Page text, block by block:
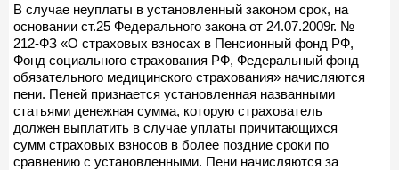
В случае неуплаты в установленный законом срок, на
основании ст.25 Федерального закона от 24.07.2009г. №
212-ФЗ «О страховых взносах в Пенсионный фонд РФ,
Фонд социального страхования РФ, Федеральный фонд
обязательного медицинского страхования» начисляются
пени. Пеней признается установленная названными
статьями денежная сумма, которую страхователь
должен выплатить в случае уплаты причитающихся
сумм страховых взносов в более поздние сроки по
сравнению с установленными. Пени начисляются за